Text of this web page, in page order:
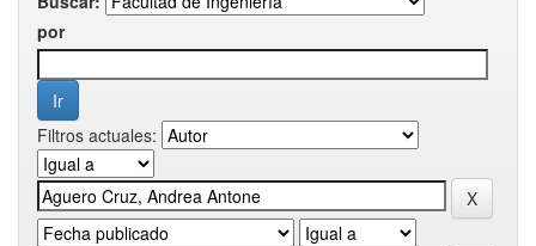
por
Filtros actuales: